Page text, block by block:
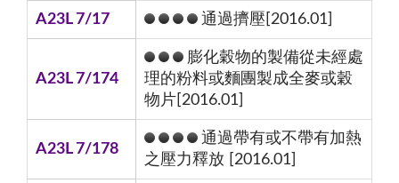
A23L 7/17 通過擠壓[2016.01]
A23L 7/174
膨化穀物的製備從未經處
理的粉料或麵團製成全麥或穀
物片[2016.01]
A23L 7/178
通過帶有或不帶有加熱
之壓力釋放 [2016.01]